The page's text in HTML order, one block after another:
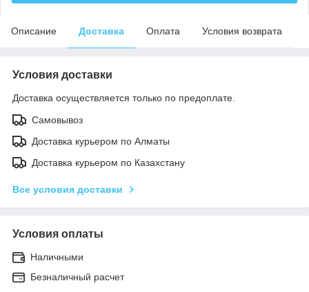
Описание Доставка Оплата Условия возврата
Условия доставки
Доставка осуществляется только по предоплате.
Самовывоз
Доставка курьером по Алматы
Доставка курьером по Казахстану
Все условия доставки
Условия оплаты
Наличными
Безналичный расчет